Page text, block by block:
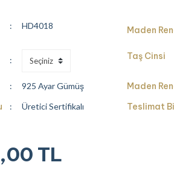
HD4018 Maden
Taş Cinsi
925 Ayar Gümüş Maden
Üretici Sertifikalı Teslimat
TL